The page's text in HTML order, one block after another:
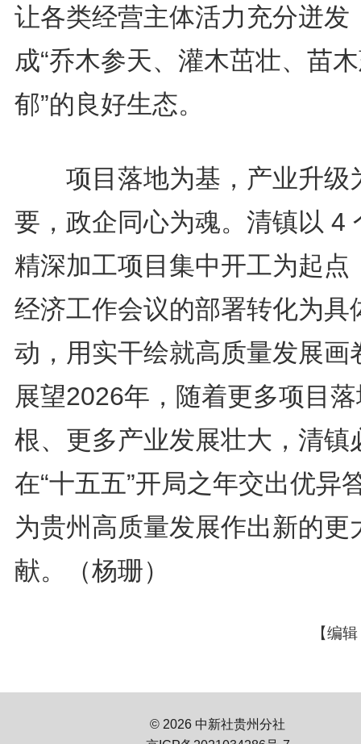
让各类经营主体活力充分迸发
成“乔木参天、灌木茁壮、苗
郁”的良好生态。
项目落地为基，产业升级
要，政企同心为魂。清镇以 4
精深加工项目集中开工为起点
经济工作会议的部署转化为具
动，用实干绘就高质量发展画
展望2026年，随着更多项目
根、更多产业发展壮大，清镇
在“十五五”开局之年交出优异
为贵州高质量发展作出新的更
献。（杨珊）
【编
© 2026 中新社贵州分社